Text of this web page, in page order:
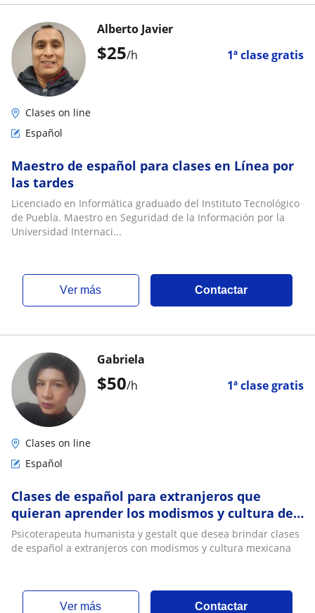
$25/h 1ª clase gratis
Alberto Javier
Clases on line
Español
Maestro de español para clases en Línea por
las tardes
Licenciado en Informática graduado del Instituto Tecnológico
de Puebla. Maestro en Seguridad de la Información por la
Universidad Internaci...
ver más Contactar
$50/h 1ª clase gratis
Gabriela
Clases on line
Español
Clases de español para extranjeros que
quieran aprender los modismos y cultura de
México
Psicoterapeuta humanista y gestalt que desea brindar clases
de español a extranjeros con modismos y cultura mexicana
ver más Contactar